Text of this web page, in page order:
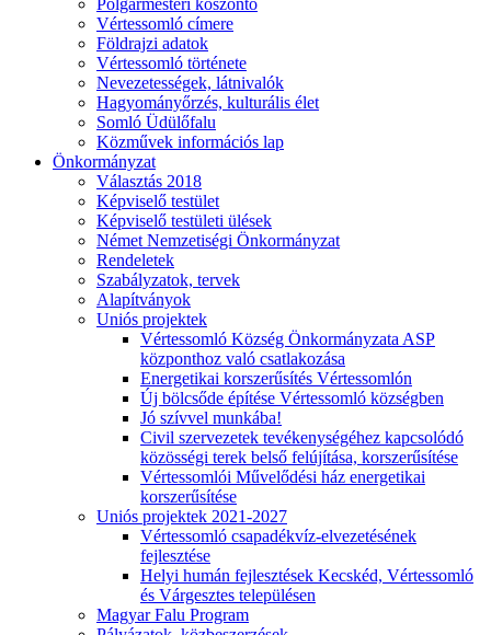
Vértessomló címere
Földrajzi adatok
Vértessomló története
Nevezetességek, látnivalók
Hagyományőrzés, kulturális élet
Somló Üdülőfalu
Közművek információs lap
Önkormányzat
Választás 2018
Képviselő testület
Képviselő testületi ülések
Német Nemzetiségi Önkormányzat
Rendeletek
Szabályzatok, tervek
Alapítványok
Uniós projektek
Vértessomló Község Önkormányzata ASP
központhoz való csatlakozása
Energetikai korszerűsítés Vértessomlón
Új bölcsőde építése Vértessomló községben
Jó szívvel munkába!
Civil szervezetek tevékenységéhez kapcsolódó
közösségi terek belső felújítása, korszerűsítése
Vértessomlói Művelődési ház energetikai
korszerűsítése
Uniós projektek 2021-2027
Vértessomló csapadékvíz-elvezetésének
fejlesztése
Helyi humán fejlesztések Kecskéd, Vértessomló
és Várgesztes településen
Magyar Falu Program